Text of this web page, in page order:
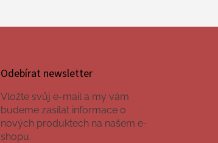
Odebírat newsletter
Vložte svůj e-mail a my vám
budeme zasílat informace o
nových produktech na našem e-
shopu.